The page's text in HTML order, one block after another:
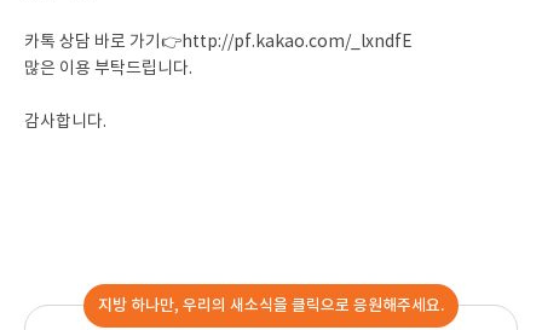
카톡 상담 바로 가기👉http://pf.kakao.com/_lxndfE
많은 이용 부탁드립니다.
감사합니다.
지방 하나만, 우리의 새소식을 클릭으로 응원해주세요.